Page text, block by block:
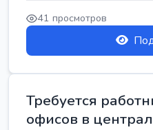
41 просмотров
Требуется
офисов в